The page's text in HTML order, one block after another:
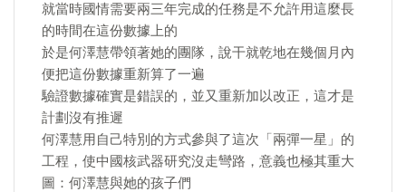
就當時國情需要兩三年完成的任務是不允許用這麼長
的時間在這份數據上的
於是何澤慧帶領著她的團隊，說干就乾地在幾個月內
便把這份數據重新算了一遍
驗證數據確實是錯誤的，並又重新加以改正，這才是
計劃沒有推遲
何澤慧用自己特別的方式參與了這次「兩彈一星」的
工程，使中國核武器研究沒走彎路，意義也極其重大
圖：何澤慧與她的孩子們